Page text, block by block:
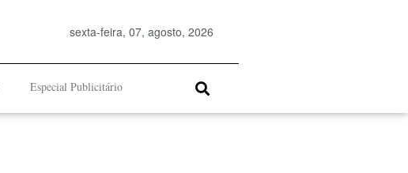
sexta-feira, 07, agosto, 2026
Especial Publicitário